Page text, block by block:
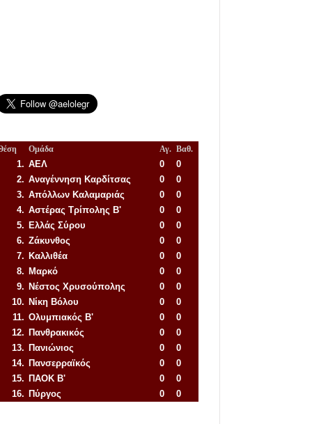
Ομάδα Αγ. Βαθ.
1. ΑΕΛ 0
0
2. Αναγέννηση Καρδίτσας 0
0
3. Απόλλων Καλαμαριάς 0
0
4. Αστέρας Τρίπολης Β' 0
0
5. Ελλάς Σύρου 0
0
6. Ζάκυνθος 0
0
7. Καλλιθέα 0
0
8. Μαρκό 0
0
9. Νέστος Χρυσούπολης 0
0
10. Νίκη Βόλου 0
0
11. Ολυμπιακός Β' 0
0
12. Πανθρακικός 0
0
13. Πανιώνιος 0
0
14. Πανσερραϊκός 0
0
15. ΠΑΟΚ Β' 0
0
16. Πύργος 0
0